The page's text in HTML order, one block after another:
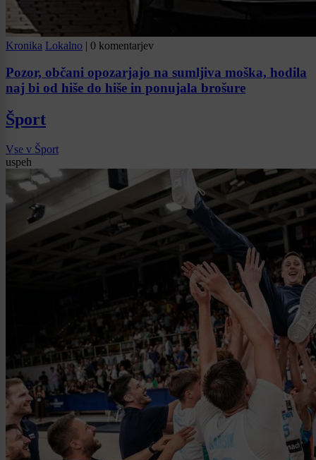
Kronika Lokalno | 0 komentarjev
Pozor, občani opozarjajo na sumljiva moška, hodila
naj bi od hiše do hiše in ponujala brošure
Šport
Vse v Šport
uspeh